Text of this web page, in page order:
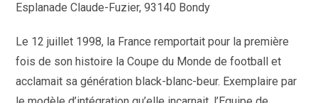
Esplanade Claude-Fuzier, 93140 Bondy
Le 12 juillet 1998, la France remportait pour la première
fois de son histoire la Coupe du Monde de football et
acclamait sa génération black-blanc-beur. Exemplaire par